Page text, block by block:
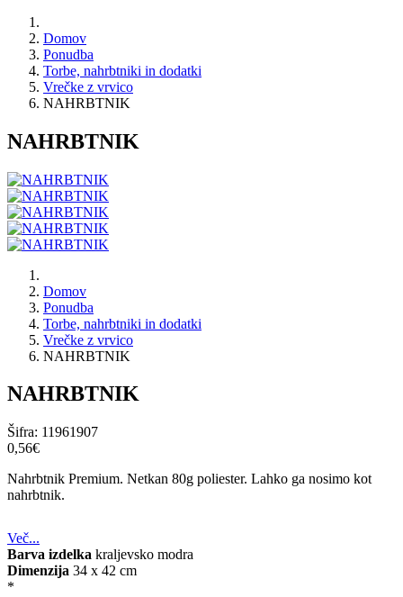
Domov
Ponudba
Torbe, nahrbtniki in dodatki
Vrečke z vrvico
NAHRBTNIK
NAHRBTNIK
Domov
Ponudba
Torbe, nahrbtniki in dodatki
Vrečke z vrvico
NAHRBTNIK
NAHRBTNIK
Šifra: 11961907
0,56‎€
Nahrbtnik Premium. Netkan 80g poliester. Lahko ga nosimo kot
nahrbtnik.
Več...
Barva izdelka kraljevsko modra
Dimenzija 34 x 42 cm
*